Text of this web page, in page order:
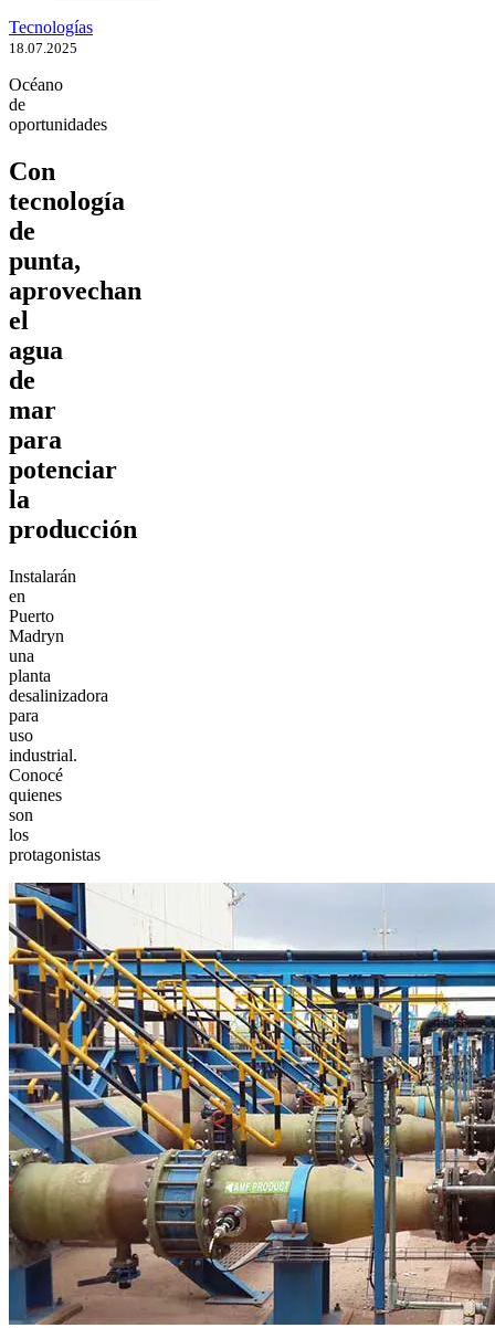
Tecnologías
18.07.2025
Océano
de
oportunidades
Con
tecnología
de
punta,
aprovechan
el
agua
de
mar
para
potenciar
la
producción
Instalarán
en
Puerto
Madryn
una
planta
desalinizadora
para
uso
industrial.
Conocé
quienes
son
los
protagonistas